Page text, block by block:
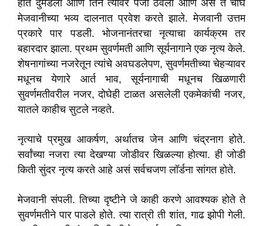
हात दुमडला आणि तिने त्यावर पंजा ठेवला आणि असे ते चौघे
मेजवानीच्या भव्य दालनात प्रवेश करते झाले. मेजवानी उत्तम
प्रकारे पार पडली. भोजनानंतरचा नृत्याचा कार्यक्रम तर
बहारदार झाला. प्रथम सुवर्णमती आणि सूर्यनागाने एक नृत्य केले.
शेषनागांच्या नजरेतून त्यांचे अवघडलेपण, सुवर्णमतीच्या चेहऱ्यावर
मधूनच येणारे आर्त भाव, सूर्यनागाची मधूनच खिळणारी
सुवर्णमतीवरील नजर, दोघेही टाळत असलेली एकमेकांची नजर,
यातले काहीच सुटले नव्हते.
नृत्याचे प्रमुख आकर्षण, अर्थातच जेन आणि चंद्रनाग होते.
सर्वांच्या नजरा त्या देखण्या जोडीवर खिळल्या होत्या. ही जोडी
किती सुंदर नृत्य करते आहे असं सर्वचजण लॉर्डना सांगत होते.
मेजवानी संपली. तिच्या दृष्टीने जे काही करणे आवश्यक होते ते
सुवर्णमतीने पार पाडले होते. त्या रात्री ती शांत, गाढ झोपी गेली.